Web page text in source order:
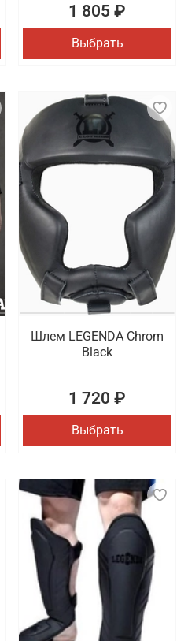
1 805 ₽
Выбрать
Шлем LEGENDA Chrom
Black
1 720 ₽
Выбрать